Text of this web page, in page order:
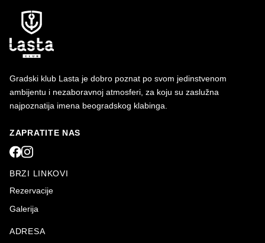
Gradski klub Lasta je dobro poznat po svom jedinstvenom
ambijentu i nezaboravnoj atmosferi, za koju su zaslužna
najpoznatija imena beogradskog klabinga.
ZAPRATITE NAS
BRZI LINKOVI
Rezervacije
Galerija
ADRESA